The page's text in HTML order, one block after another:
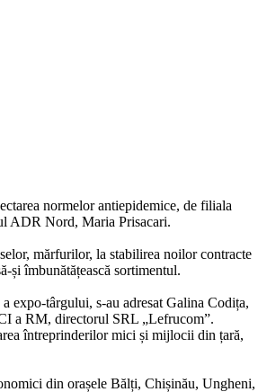
normelor antiepidemice, de filiala
ADR Nord, Maria Prisacari.
mărfurilor, la stabilirea noilor contracte
și îmbunătățească sortimentul.
expo-târgului, s-au adresat Galina Codița,
a RM, directorul SRL „Lefrucom”.
întreprinderilor mici și mijlocii din țară,
din orașele Bălți, Chișinău, Ungheni,